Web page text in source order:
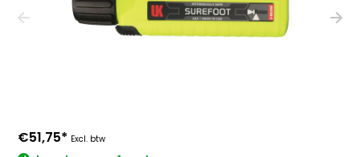
€51,75* Excl. btw